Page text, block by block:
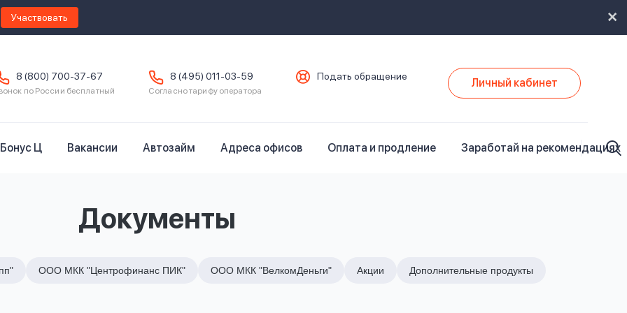
Участвовать
8 (800) 700-37-67
по России бесплатный
8 (495) 011-03-59
Согласно тарифу оператора
Подать обращение Личный кабинет
Бонус Ц Вакансии Автозайм Адреса офисов Оплата и продление Заработай на рекомендациях
Документы
ООО МКК "Центрофинанс ПИК" ООО МКК "ВелкомДеньги" Акции Дополнительные продукты